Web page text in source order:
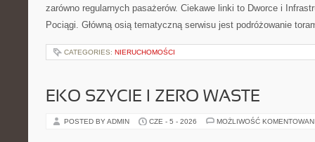
zarówno regularnych pasażerów. Ciekawe linki to Dworce i
Pociągi. Główną osią tematyczną serwisu jest podróżowanie
CATEGORIES: NIERUCHOMOŚCI
EKO SZYCIE I ZERO WASTE
POSTED BY ADMIN CZE - 5 - 2026 MOŻLIWOŚĆ